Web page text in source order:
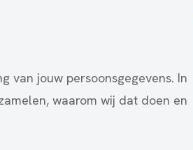
van jouw persoonsgegevens. In
waarom wij dat doen en